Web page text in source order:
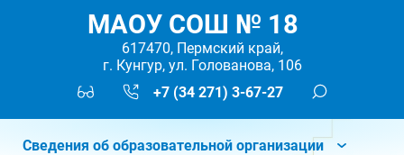
МАОУ СОШ № 18
617470, Пермский край,
г. Кунгур, ул. Голованова, 106
+7 (34 271) 3-67-27
Сведения об образовательной организации